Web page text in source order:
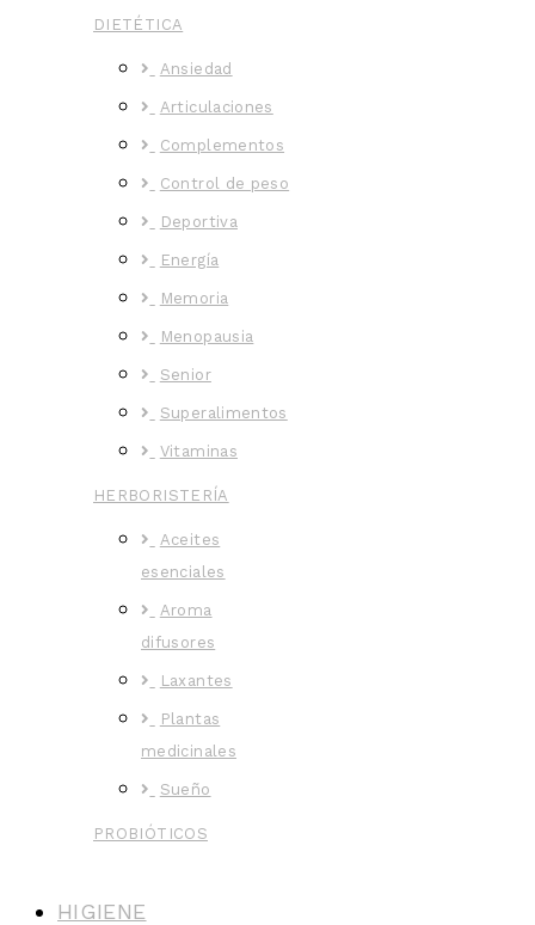
DIETÉTICA
Ansiedad
Articulaciones
Complementos
Control de peso
Deportiva
Energía
Memoria
Menopausia
Senior
Superalimentos
Vitaminas
HERBORISTERÍA
Aceites
esenciales
Aroma
difusores
Laxantes
Plantas
medicinales
Sueño
PROBIÓTICOS
HIGIENE